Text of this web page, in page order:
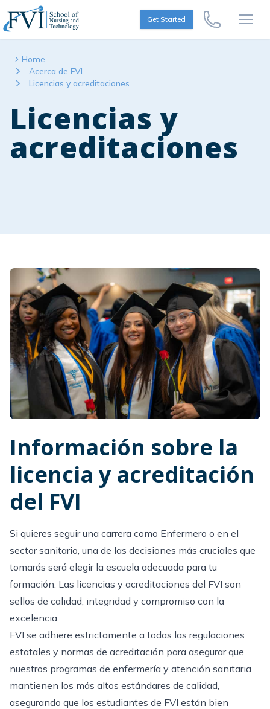
Skip to content
FVI School of Nursing
Get Started
Call Us Now
Home
Acerca de FVI
Licencias y acreditaciones
Licencias y
acreditaciones
Información sobre la
licencia y acreditación
del FVI
Si quieres seguir una carrera como Enfermero o en el
sector sanitario, una de las decisiones más cruciales que
tomarás será elegir la escuela adecuada para tu
formación. Las licencias y acreditaciones del FVI son
sellos de calidad, integridad y compromiso con la
excelencia.
FVI se adhiere estrictamente a todas las regulaciones
estatales y normas de acreditación para asegurar que
nuestros programas de enfermería y atención sanitaria
mantienen los más altos estándares de calidad,
asegurando que los estudiantes de FVI están bien